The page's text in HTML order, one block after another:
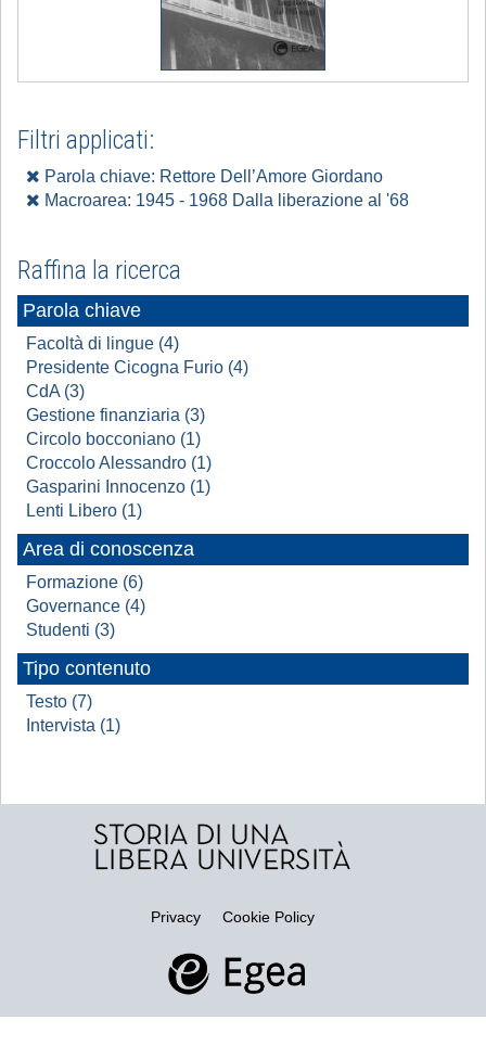
Filtri applicati:
Parola chiave: Rettore Dell’Amore Giordano
Macroarea: 1945 - 1968 Dalla liberazione al '68
Raffina la ricerca
Parola chiave
Facoltà di lingue (4)
Presidente Cicogna Furio (4)
CdA (3)
Gestione finanziaria (3)
Circolo bocconiano (1)
Croccolo Alessandro (1)
Gasparini Innocenzo (1)
Lenti Libero (1)
Area di conoscenza
Formazione (6)
Governance (4)
Studenti (3)
Tipo contenuto
Testo (7)
Intervista (1)
Privacy Cookie Policy